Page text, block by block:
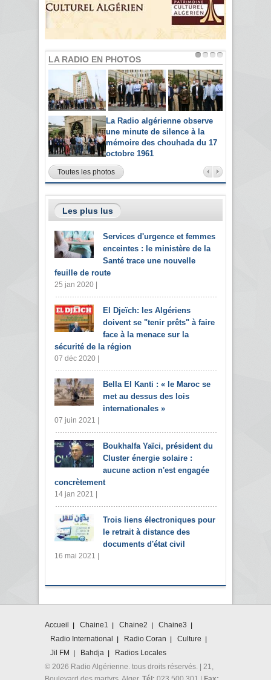
LA RADIO EN PHOTOS
La Radio algérienne observe
une minute de silence à la
mémoire des chouhada du 17
octobre 1961
Toutes les photos
Les plus lus
Services d'urgence et femmes
enceintes : le ministère de la
Santé trace une nouvelle
feuille de route
25 jan 2020 |
El Djeïch: les Algériens
doivent se "tenir prêts" à faire
face à la menace sur la
sécurité de la région
07 déc 2020 |
Bella El Kanti : « le Maroc se
met au dessus des lois
internationales »
07 juin 2021 |
Boukhalfa Yaïci, président du
Cluster énergie solaire :
aucune action n'est engagée
concrètement
14 jan 2021 |
Trois liens électroniques pour
le retrait à distance des
documents d'état civil
16 mai 2021 |
Accueil Chaine1 Chaine2
Chaine3
Radio International
Radio Coran
Culture
Jil FM
Bahdja
Radios Locales
© 2026 Radio Algérienne. tous droits réservés. | 21,